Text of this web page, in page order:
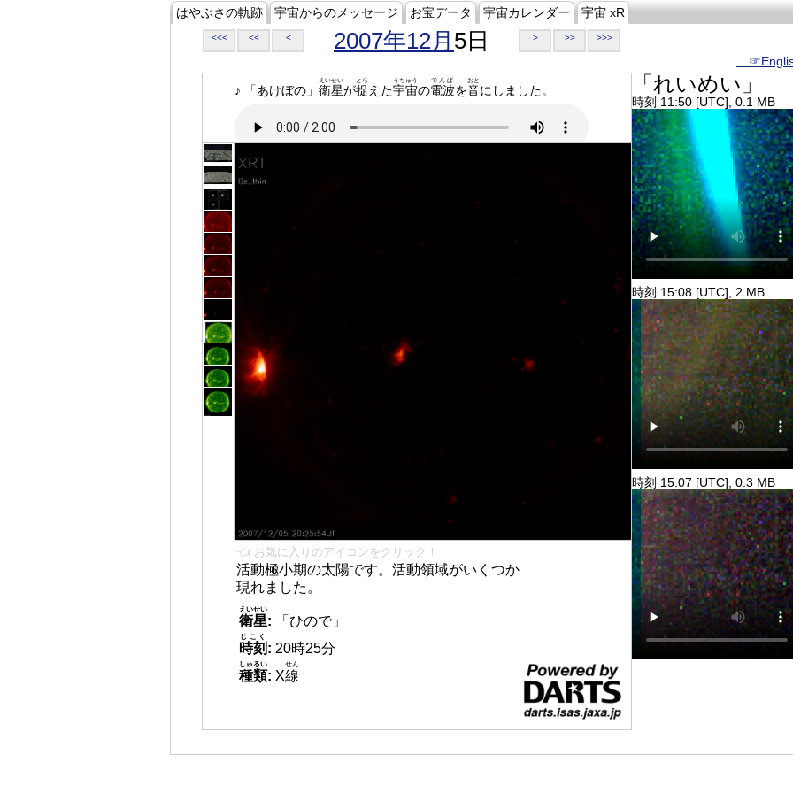
はやぶさの軌跡 宇宙からのメッセージ お宝データ 宇宙カレンダー 宇宙 xR
<<< << < 2007年12月 5日 > >> >>>
♪ 「あけぼの」 衛星
えいせい
が捉
とら
えた宇宙
うちゅう
の電波
でんぱ
を音
おと
にしました。
👈 お気に入りのアイコンをクリック！
活動極小期の太陽です。活動領域がいくつか
現れました。
衛星
えいせい
:
「ひので」
時刻
じこく
: 20時25分
種類
しゅるい
: X線
せん
「れいめい」
時刻 11:50 [UTC], 0.1 MB
時刻 15:08 [UTC], 2 MB
時刻 15:07 [UTC], 0.3 MB